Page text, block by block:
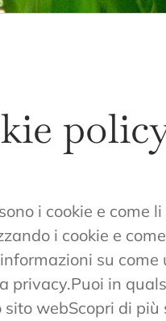
i cookie e
i cookie e
su
privacy.Puoi in
webScopri di